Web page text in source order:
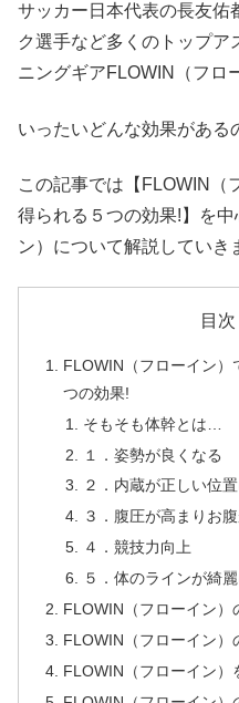
サッカー日本代表の長友佑
ク選手など多くのトップア
ニングギアFLOWIN（フロ
いったいどんな効果がある
この記事では【FLOWIN（
得られる５つの効果!】を
ン）について解説していき
目次
FLOWIN（フローイン）
つの効果!
そもそも体幹とは…
１．姿勢が良くなる
２．内蔵が正しい位
３．腹圧が高まりお
４．競技力向上
５．体のラインが綺
FLOWIN（フローイン）
FLOWIN（フローイン）
FLOWIN（フローイン）